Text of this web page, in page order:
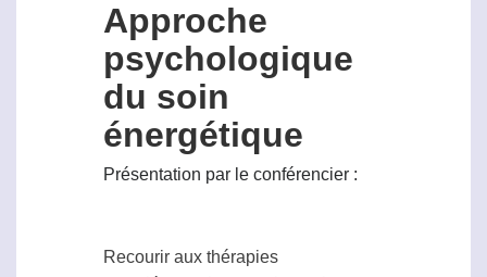
Approche
psychologique
du soin
énergétique
Présentation par le conférencier :
Recourir aux thérapies